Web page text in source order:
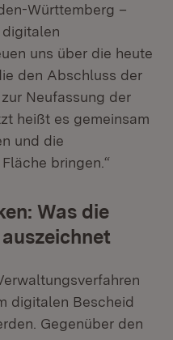
Württemberg –
uns über die heute
den Abschluss der
Neufassung der
heißt es gemeinsam
und die
bringen.“
Was die
digitalen Bescheid
Gegenüber den